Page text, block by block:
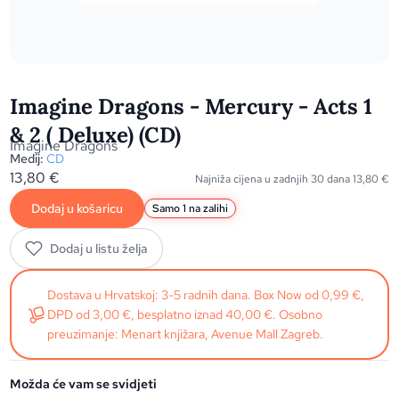
Imagine Dragons - Mercury - Acts 1
& 2 ( Deluxe) (CD)
Imagine Dragons
Medij: CD
13,80€ Najniža cijena u zadnjih 30 dana13,80€
Dodaj u košaricu Samo 1 na zalihi
Dodaj u listu želja
Dostava u Hrvatskoj: 3-5 radnih dana. Box Now od 0,99 €,
DPD od 3,00 €, besplatno iznad 40,00 €. Osobno
preuzimanje: Menart knjižara, Avenue Mall Zagreb.
Možda će vam se svidjeti